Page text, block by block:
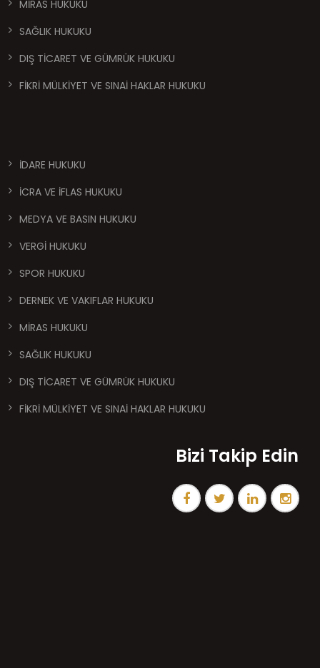
MİRAS HUKUKU
SAĞLIK HUKUKU
DIŞ TİCARET VE GÜMRÜK HUKUKU
FİKRİ MÜLKİYET VE SINAİ HAKLAR HUKUKU
İDARE HUKUKU
İCRA VE İFLAS HUKUKU
MEDYA VE BASIN HUKUKU
VERGİ HUKUKU
SPOR HUKUKU
DERNEK VE VAKIFLAR HUKUKU
MİRAS HUKUKU
SAĞLIK HUKUKU
DIŞ TİCARET VE GÜMRÜK HUKUKU
FİKRİ MÜLKİYET VE SINAİ HAKLAR HUKUKU
Bizi Takip Edin